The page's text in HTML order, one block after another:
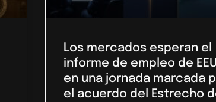
Los mercados esperan el
informe de empleo de
en una jornada marcada
el acuerdo del Estrecho